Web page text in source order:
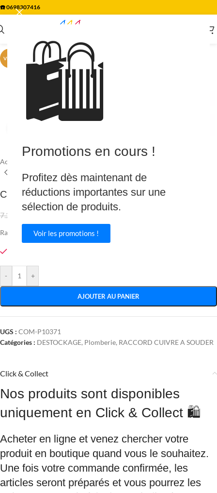
🛍️
Promotions en cours !
Profitez dès maintenant de
réductions importantes sur une
sélection de produits.
Voir les promotions !
☎️0698307416
VENTE
Accueil
COUDE F_F45D 41CU 40
7.27
Raccord cuivre à souder
- +
AJOUTER AU PANIER
UGS : COM-P10371
Catégories : DESTOCKAGE, Plomberie, RACCORD CUIVRE A SOUDER
Click & Collect
Nos produits sont disponibles
uniquement en Click & Collect 🛍️
Acheter en ligne et venez chercher votre
produit en boutique quand vous le souhaitez.
Une fois votre commande confirmée, les
articles seront préparés et vous pourrez les